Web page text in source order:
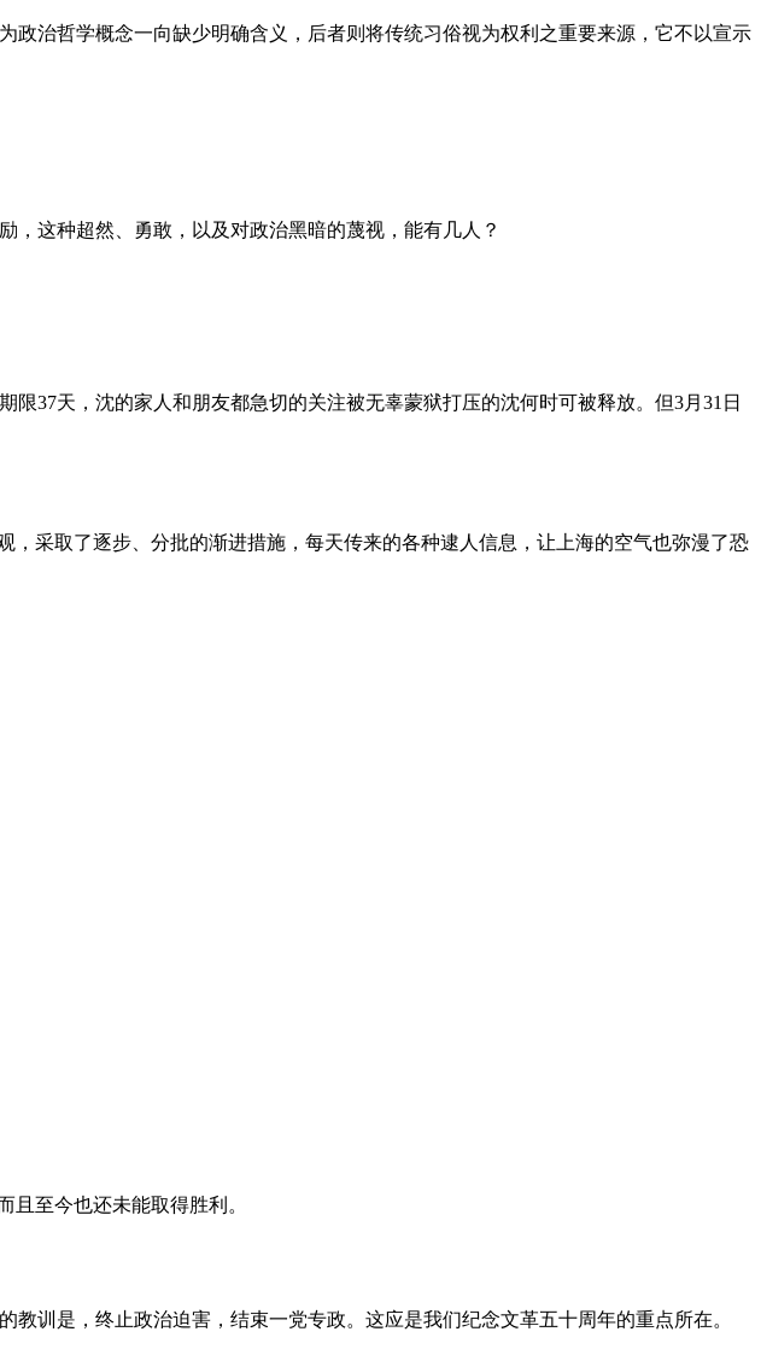
政治哲学概念一向缺少明确含义，后者则将传统习俗视为权利之重要来源，它不以宣示
，这种超然、勇敢，以及对政治黑暗的蔑视，能有几人？
37天，沈的家人和朋友都急切的关注被无辜蒙狱打压的沈何时可被释放。但3月31日
采取了逐步、分批的渐进措施，每天传来的各种逮人信息，让上海的空气也弥漫了恐
至今也还未能取得胜利。
训是，终止政治迫害，结束一党专政。这应是我们纪念文革五十周年的重点所在。